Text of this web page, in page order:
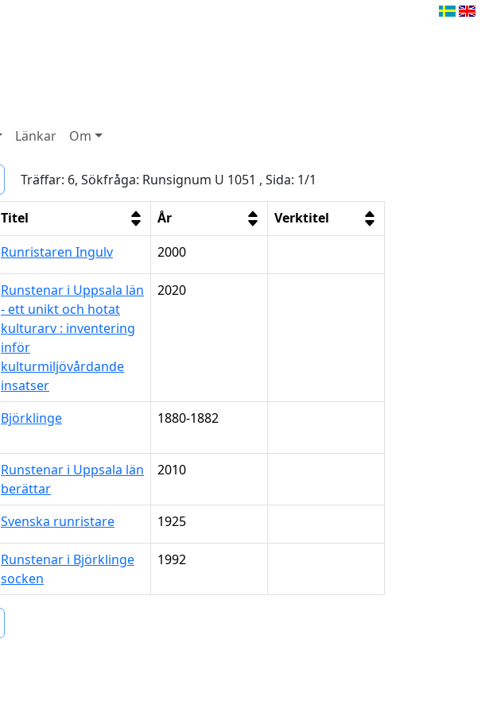
Länkar Om
Träffar: 6, Sökfråga: Runsignum U 1051 , Sida: 1/1
Titel År
Verktitel
Runristaren Ingulv 2000
Runstenar i Uppsala län
- ett unikt och hotat
kulturarv : inventering
inför
kulturmiljövårdande
insatser
2020
Björklinge 1880-1882
Runstenar i Uppsala län
berättar
2010
Svenska runristare 1925
Runstenar i Björklinge
socken
1992